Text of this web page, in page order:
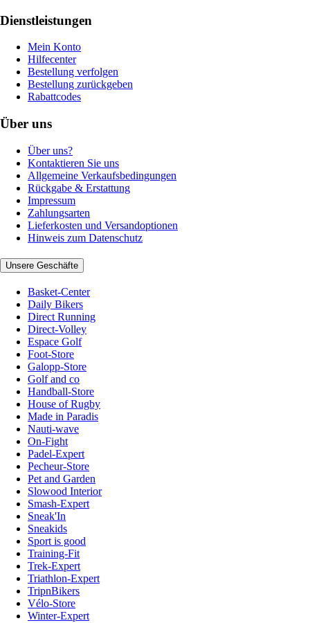
Dienstleistungen
Mein Konto
Hilfecenter
Bestellung verfolgen
Bestellung zurückgeben
Rabattcodes
Über uns
Über uns?
Kontaktieren Sie uns
Allgemeine Verkaufsbedingungen
Rückgabe & Erstattung
Impressum
Zahlungsarten
Lieferkosten und Versandoptionen
Hinweis zum Datenschutz
Unsere Geschäfte
Basket-Center
Daily Bikers
Direct Running
Direct-Volley
Espace Golf
Foot-Store
Galopp-Store
Golf and co
Handball-Store
House of Rugby
Made in Paradis
Nauti-wave
On-Fight
Padel-Expert
Pecheur-Store
Pet and Garden
Slowood Interior
Smash-Expert
Sneak'In
Sneakids
Sport is good
Training-Fit
Trek-Expert
Triathlon-Expert
TripnBikers
Vélo-Store
Winter-Expert